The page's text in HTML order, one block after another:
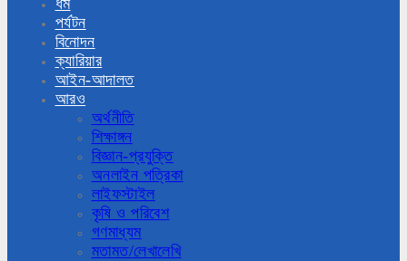
ধর্ম
পর্যটন
বিনোদন
ক্যারিয়ার
আইন-আদালত
আরও
অর্থনীতি
শিক্ষাঙ্গন
বিজ্ঞান-প্রযুক্তি
অনলাইন পত্রিকা
লাইফস্টাইল
কৃষি ও পরিবেশ
গণমাধ্যম
মতামত/লেখালেখি